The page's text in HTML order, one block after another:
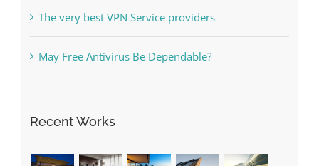
The very best VPN Service providers
May Free Antivirus Be Dependable?
Recent Works